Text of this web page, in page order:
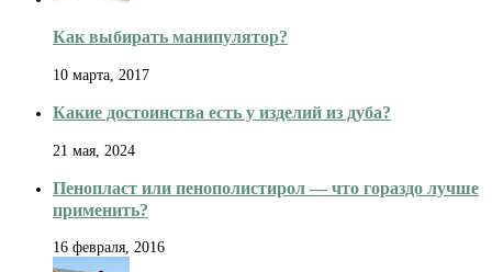
Как выбирать манипулятор?
10 марта, 2017
Какие достоинства есть у изделий из дуба?
21 мая, 2024
Пенопласт или пенополистирол — что гораздо лучше
применить?
16 февраля, 2016